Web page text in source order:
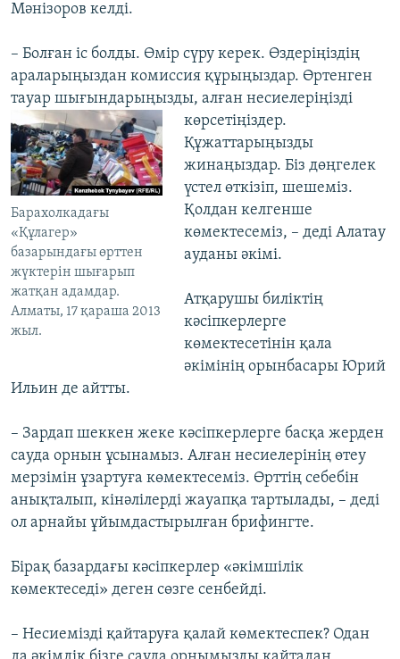
Мәнізоров келді.
– Болған іс болды. Өмір сүру керек. Өздеріңіздің
араларыңыздан комиссия құрыңыздар. Өртенген
тауар шығындарыңызды, алған несиелеріңізді
Барахолкадағы
«Құлагер»
базарындағы өрттен
жүктерін шығарып
жатқан адамдар.
Алматы, 17 қараша 2013
жыл.
көрсетіңіздер.
Құжаттарыңызды
жинаңыздар. Біз дөңгелек
үстел өткізіп, шешеміз.
Қолдан келгенше
көмектесеміз, – деді Алатау
ауданы әкімі.
Атқарушы биліктің
кәсіпкерлерге
көмектесетінін қала
әкімінің орынбасары Юрий
Ильин де айтты.
– Зардап шеккен жеке кәсіпкерлерге басқа жерден
сауда орнын ұсынамыз. Алған несиелерінің өтеу
мерзімін ұзартуға көмектесеміз. Өрттің себебін
анықталып, кінәлілерді жауапқа тартылады, – деді
ол арнайы ұйымдастырылған брифингте.
Бірақ базардағы кәсіпкерлер «әкімшілік
көмектеседі» деген сөзге сенбейді.
– Несиемізді қайтаруға қалай көмектеспек? Одан